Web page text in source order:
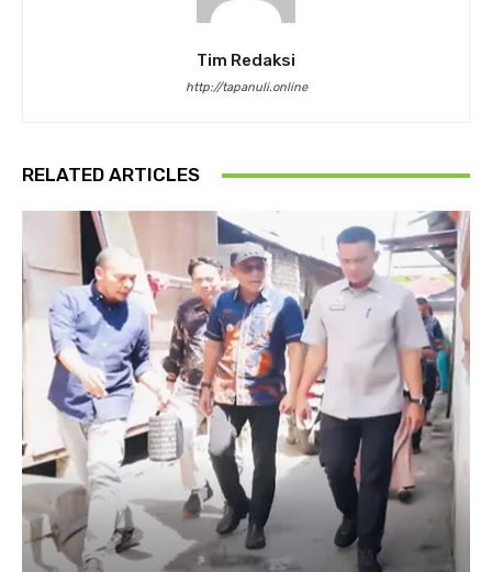
Tim Redaksi
http://tapanuli.online
RELATED ARTICLES